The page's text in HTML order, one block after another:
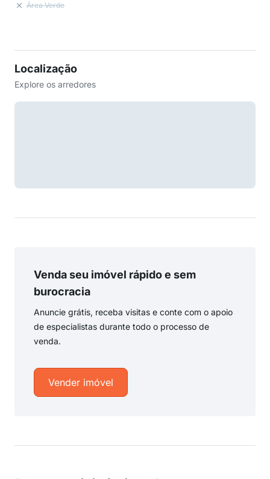
Área Verde
Localização
Explore os arredores
Venda seu imóvel rápido e sem
burocracia
Anuncie grátis, receba visitas e conte com o apoio
de especialistas durante todo o processo de
venda.
Vender imóvel